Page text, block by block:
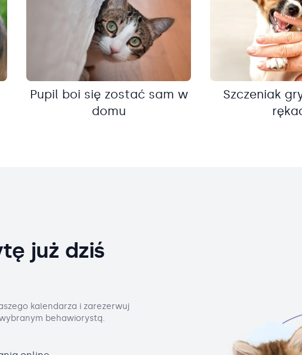
Pupil boi się zostać sam w
domu
Szczeniak
już dziś
kalendarza i zarezerwuj
behawiorystą.